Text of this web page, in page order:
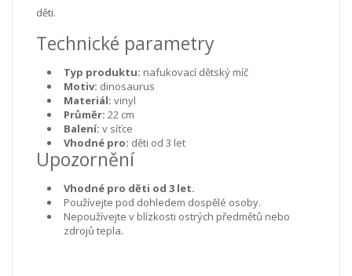
děti.
Technické parametry
Typ produktu: nafukovací dětský míč
Motiv: dinosaurus
Materiál: vinyl
Průměr: 22 cm
Balení: v síťce
Vhodné pro: děti od 3 let
Upozornění
Vhodné pro děti od 3 let.
Používejte pod dohledem dospělé osoby.
Nepoužívejte v blízkosti ostrých předmětů nebo
zdrojů tepla.